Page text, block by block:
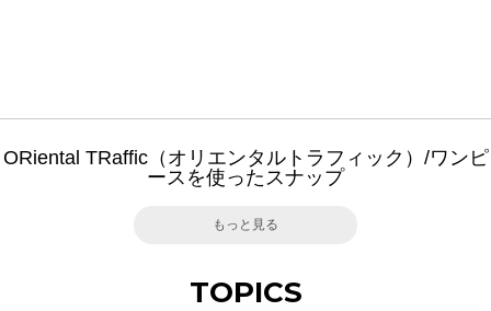
ORiental TRaffic（オリエンタルトラフィック）/ワンピ
ースを使ったスナップ
もっと見る
TOPICS